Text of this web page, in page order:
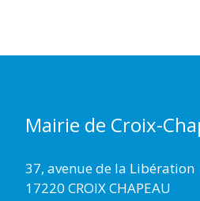
Mairie de Croix-
37, avenue de la Libération
17220 CROIX CHAPEAU